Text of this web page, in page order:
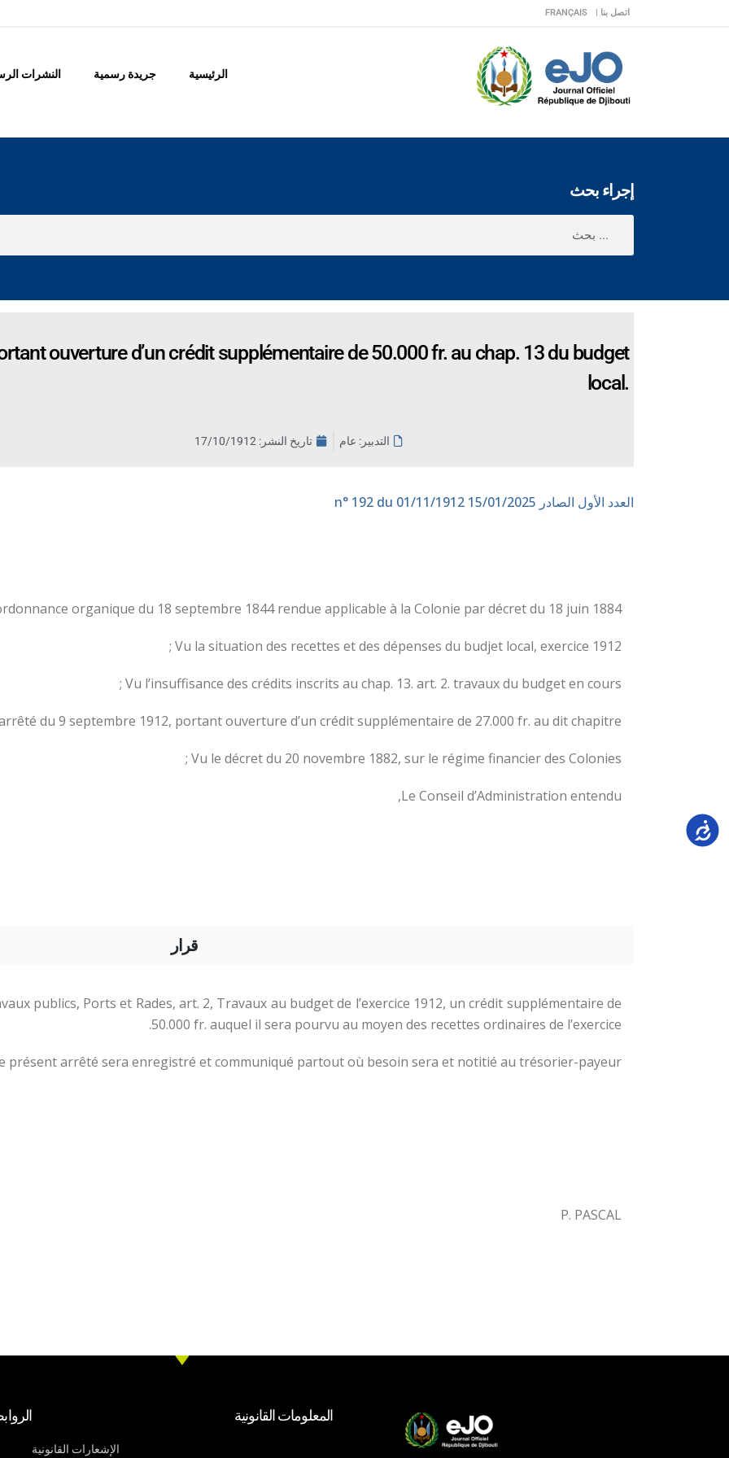
اتصل بنا | FRANÇAIS
الرئيسية جريدة رسمية النشرات
إجراء بحث
ouverture d’un crédit supplémentaire de 50.000 fr. au chap. 13 du budget
local.
التدبير: عام تاريخ النشر: 17/10/1912
العدد الأول الصادر 15/01/2025
organique du 18 septembre 1844 rendue applicable à la Colonie par décret du 18 juin 1884 ;
Vu la situation des recettes et des dépenses du budjet local, exercice 1912 ;
Vu l’insuffisance des crédits inscrits au chap. 13. art. 2. travaux du budget en cours ;
du 9 septembre 1912, portant ouverture d’un crédit supplémentaire de 27.000 fr. au dit chapitre ;
Vu le décret du 20 novembre 1882, sur le régime financier des Colonies ;
Le Conseil d’Administration entendu,
قرار
publics, Ports et Rades, art. 2, Travaux au budget de l’exercice 1912, un crédit supplémentaire de
50.000 fr. auquel il sera pourvu au moyen des recettes ordinaires de l’exercice.
présent arrêté sera enregistré et communiqué partout où besoin sera et notitié au trésorier-payeur.
P. PASCAL
المعلومات القانونية
الإشعارات القانونية